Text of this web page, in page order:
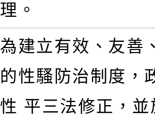
理。
為建立有效、友善
的性騷防治制度，
性 平三法修正，